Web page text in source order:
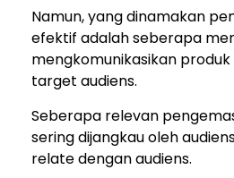
Namun, yang dinamakan
efektif adalah seberapa
mengkomunikasikan
target audiens.
Seberapa relevan
sering dijangkau oleh
relate dengan audiens.